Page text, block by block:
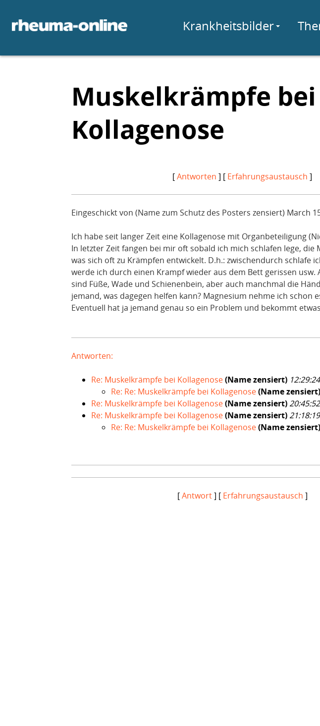
Krankheitsbilder
Muskelkrämpfe bei
Kollagenose
[Antworten ] [ Erfahrungsaustausch ]
Eingeschickt von (Name zum Schutz des Posters zensiert) March
Ich habe seit langer Zeit eine Kollagenose mit Organbeteiligung
In letzter Zeit fangen bei mir oft sobald ich mich schlafen lege, die
was sich oft zu Krämpfen entwickelt. D.h.: zwischendurch schlafe
werde ich durch einen Krampf wieder aus dem Bett gerissen
sind Füße, Wade und Schienenbein, aber auch manchmal die
jemand, was dagegen helfen kann? Magnesium nehme ich schon
Eventuell hat ja jemand genau so ein Problem und bekommt
Antworten:
Re: Muskelkrämpfe bei Kollagenose(Name zensiert)
Re: Re: Muskelkrämpfe bei Kollagenose(Name zensiert)
Re: Muskelkrämpfe bei Kollagenose(Name zensiert)
Re: Muskelkrämpfe bei Kollagenose(Name zensiert)
Re: Re: Muskelkrämpfe bei Kollagenose(Name zensiert)
[Antwort] [ Erfahrungsaustausch ]